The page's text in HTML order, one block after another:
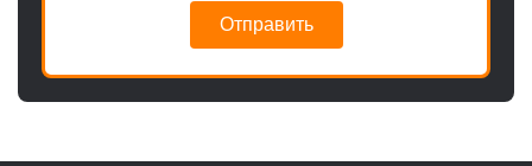
Отправить